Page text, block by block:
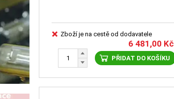
Zboží je na cestě od dodavatele
6 481,00 Kč
PŘIDAT DO KOŠÍKU